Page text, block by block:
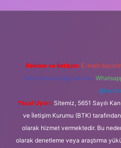
Reklam ve İletişim: E-mail:
forumhizmeti@gmail.com
Yasal Uyarı: Sitemiz, 5651 Sayılı
ve İletişim Kurumu (BTK)
olarak hizmet vermektedir. Bu
olarak denetleme veya araştırma